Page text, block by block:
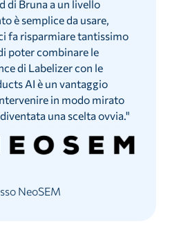
di Bruna a un livello
è semplice da usare,
fa risparmiare tantissimo
poter combinare le
di Labelizer con le
AI è un vantaggio
in modo mirato
una scelta ovvia."
NeoSEM